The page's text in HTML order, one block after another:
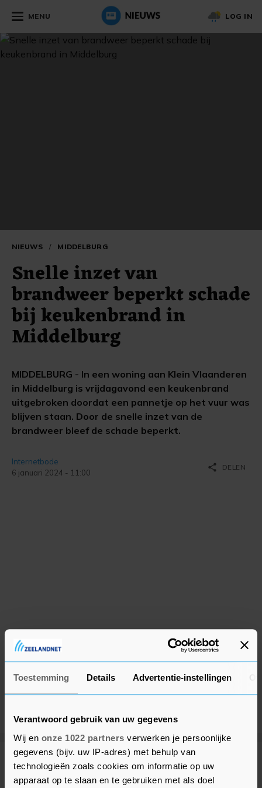
Toestemming Details Advertentie-instellingen
Verantwoord gebruik van uw gegevens
Wij en onze 1022 partners verwerken je persoonlijke
gegevens (bijv. uw IP-adres) met behulp van
technologieën zoals cookies om informatie op uw
apparaat op te slaan en te gebruiken met als doel
MENU LOG IN
NIEUWS / MIDDELBURG
Snelle inzet van
brandweer beperkt schade
bij keukenbrand in
Middelburg
MIDDELBURG - In een woning aan Klein Vlaanderen
in Middelburg is vrijdagavond een keukenbrand
uitgebroken doordat een pannetje op het vuur was
blijven staan. Door de snelle inzet van de
brandweer bleef de schade beperkt.
Internetbode
6 januari 2024 - 11:00
share DELEN
Meer uit Middelburg